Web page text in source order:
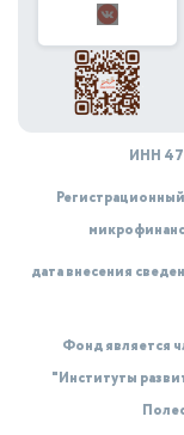
ИНН
дата внесения
Фонд является
"Институты